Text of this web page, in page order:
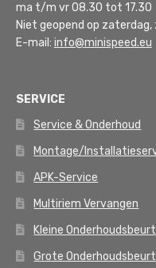
ma t/m vr 08.30 tot 17.30
Niet geopend op
E-mail: info@minispeed.eu
SERVICE
Service & Onderhoud
Montage/
APK-Service
Multiriem Vervangen
Kleine Onderhoudsbeurt
Grote Onderhoudsbeurt